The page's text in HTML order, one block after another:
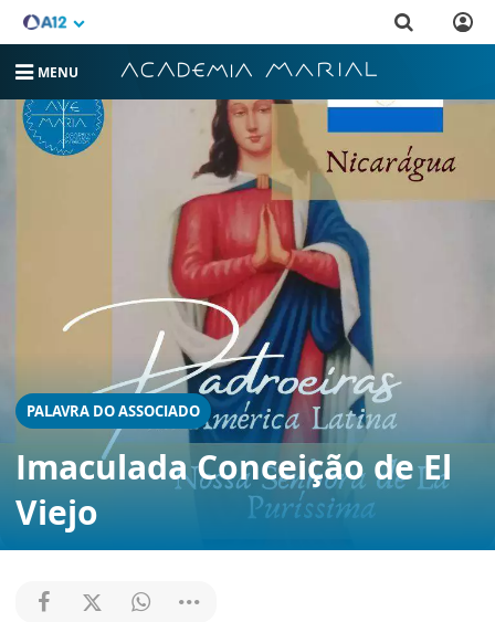
MENU
PALAVRA DO ASSOCIADO
Imaculada Conceição de El
Viejo